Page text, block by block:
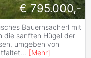
€ 795.000,-
Bauernsacherl mit
die sanften Hügel der
umgeben von
... [Mehr]